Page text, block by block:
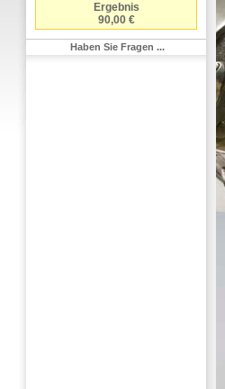
Ergebnis
90,00 €
Haben Sie Fragen ...